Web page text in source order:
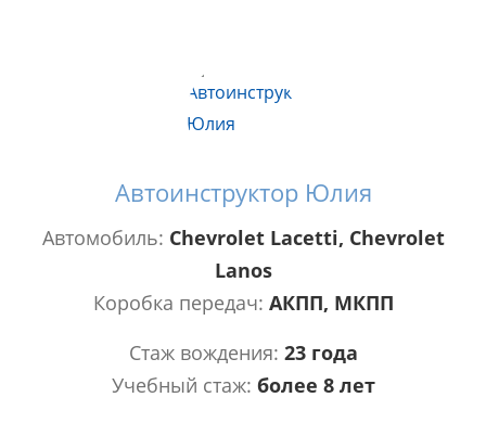
Автоинструктор Юлия
Автомобиль: Chevrolet Lacetti, Chevrolet
Lanos
Коробка передач: АКПП, МКПП
Стаж вождения: 23 года
Учебный стаж: более 8 лет